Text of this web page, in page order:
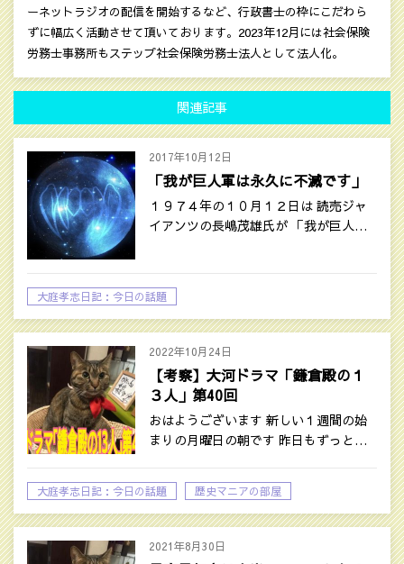
ーネットラジオの配信を開始するなど、行政書士の枠にこだわら
ずに幅広く活動させて頂いております。2023年12月には社会保険
労務士事務所もステップ社会保険労務士法人として法人化。
関連記事
2017年10月12日
「我が巨人軍は永久に不滅です」
１９７４年の１０月１２日は 読売ジャ
イアンツの長嶋茂雄氏が 「我が巨人…
大庭孝志日記：今日の話題
2022年10月24日
【考察】大河ドラマ「鎌倉殿の１
３人」第40回
おはようございます 新しい１週間の始
まりの月曜日の朝です 昨日もずっと…
大庭孝志日記：今日の話題 歴史マニアの部屋
2021年8月30日